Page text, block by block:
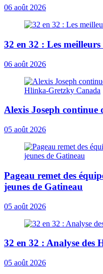
06 août 2026
32 en 32 : Les
06 août 2026
Alexis Joseph continue
05 août 2026
Pageau remet des
jeunes de Gatineau
05 août 2026
32 en 32 : Analyse des
05 août 2026